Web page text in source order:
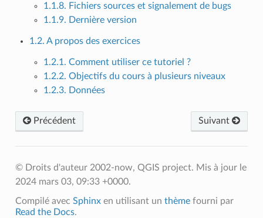
1.1.8. Fichiers sources et signalement de bugs
1.1.9. Dernière version
1.2. A propos des exercices
1.2.1. Comment utiliser ce tutoriel ?
1.2.2. Objectifs du cours à plusieurs niveaux
1.2.3. Données
Précédent Suivant
© Droits d'auteur 2002-now, QGIS project. Mis à jour le
2024 mars 03, 09:33 +0000.
Compilé avec Sphinxen utilisant un thèmefourni par
Read the Docs.